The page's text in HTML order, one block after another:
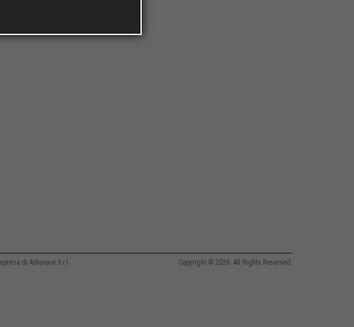
di Adiuvare S.r.l. Copyright © 2026. All Rights Reserved.